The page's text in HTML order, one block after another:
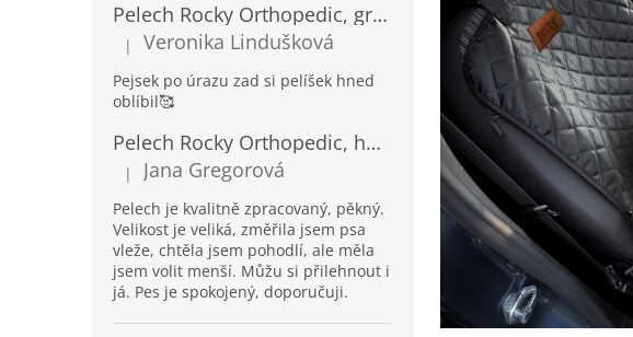
Pelech Rocky Orthopedic, grafit
Hodnocení produktu je 5 z 5 hvězdiček.
| Veronika Lindušková
Pejsek po úrazu zad si pelíšek hned
oblíbil🥰
Pelech Rocky Orthopedic, hnědý
Hodnocení produktu je 5 z 5 hvězdiček.
| Jana Gregorová
Pelech je kvalitně zpracovaný, pěkný.
Velikost je veliká, změřila jsem psa
vleže, chtěla jsem pohodlí, ale měla
jsem volit menší. Můžu si přilehnout i
já. Pes je spokojený, doporučuji.